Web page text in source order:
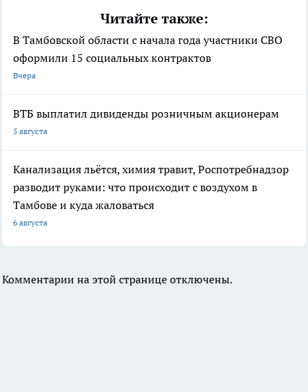
Читайте также:
В Тамбовской области с начала года участники СВО
оформили 15 социальных контрактов
Вчера
ВТБ выплатил дивиденды розничным акционерам
5 августа
Канализация льётся, химия травит, Роспотребнадзор
разводит руками: что происходит с воздухом в
Тамбове и куда жаловаться
6 августа
Комментарии на этой странице отключены.